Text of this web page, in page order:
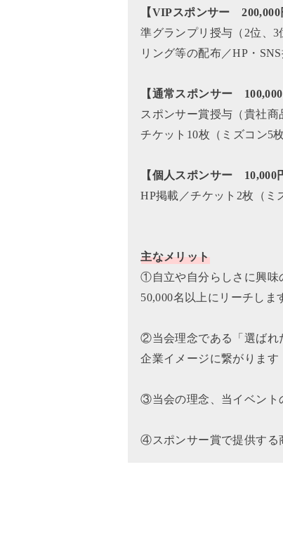
【VIPスポンサー 200,000
準グランプリ授与（2位、
リング等の配布／HP・
【通常スポンサー
スポンサー賞授与（貴社
チケット10枚（ミズコン5
【個人スポンサー 10,000
HP掲載／チケット2枚（ミ
主なメリット
①自立や自分らしさに興味
50,000名以上にリーチしま
②当会理念である「選ばれ
企業イメージに繋がります
③当会の理念、当イベント
④スポンサー賞で提供する